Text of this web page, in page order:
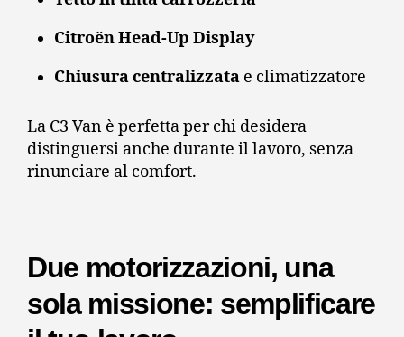
Citroën Head-Up Display
Chiusura centralizzata e climatizzatore
La C3 Van è perfetta per chi desidera
distinguersi anche durante il lavoro, senza
rinunciare al comfort.
Due motorizzazioni, una
sola missione: semplificare